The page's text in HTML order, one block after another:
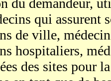
qui assurent
de ville,
hospitaliers,
des sites pour